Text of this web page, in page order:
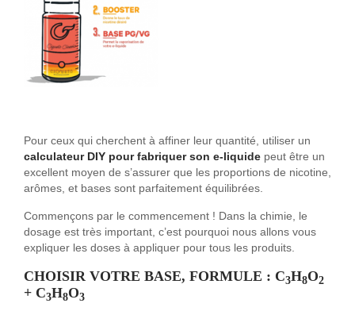
Pour ceux qui cherchent à affiner leur quantité, utiliser un
calculateur DIY pour fabriquer son e-liquide peut être un
excellent moyen de s’assurer que les proportions de nicotine,
arômes, et bases sont parfaitement équilibrées.
Commençons par le commencement ! Dans la chimie, le
dosage est très important, c’est pourquoi nous allons vous
expliquer les doses à appliquer pour tous les produits.
CHOISIR VOTRE BASE, FORMULE : C3H8O2
+ C3H8O3